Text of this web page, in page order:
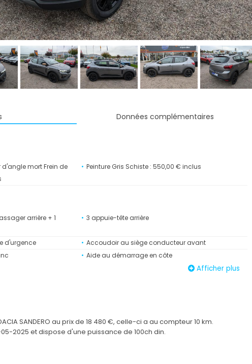
Données complémentaires
d'angle mort Frein de
Peinture Gris Schiste : 550,00 € inclus
arrière + 1
3 appuie-tête arrière
d'urgence
Accoudoir au siège conducteur avant
Aide au démarrage en côte
Appel d'urgence - Ecall
Brun
Banquette arrière rabattable et fractionnable 1/3-
Afficher plus
SANDERO au prix de 18 480 €, celle-ci a au compteur 10 km.
2025 et dispose d'une puissance de 100ch din.